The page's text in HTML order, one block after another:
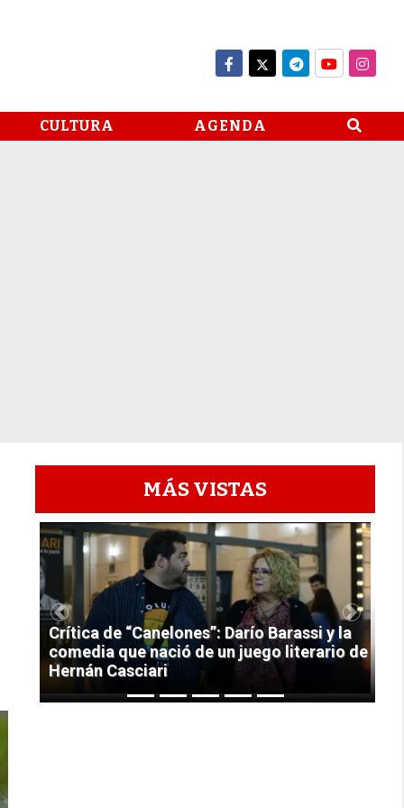
CULTURA AGENDA
MÁS VISTAS
1
Crítica de “Canelones”: Darío Barassi y la
comedia que nació de un juego literario de
Hernán Casciari
Previous Next